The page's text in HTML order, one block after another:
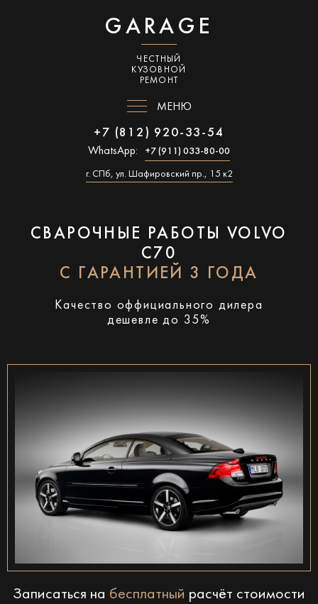
GARAGE
ЧЕСТНЫЙ
КУЗОВНОЙ
РЕМОНТ
МЕНЮ
+7 (812) 920-33-54
WhatsApp: +7 (911) 033-80-00
г. СПб, ул. Шафировский пр., 15 к2
СВАРОЧНЫЕ РАБОТЫ VOLVO
C70
С ГАРАНТИЕЙ 3 ГОДА
Качество оффициального дилера
дешевле до 35%
Записаться на бесплатный расчёт стоимости